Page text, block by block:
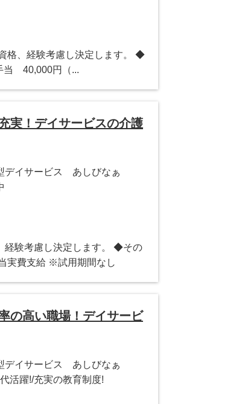
、経験考慮し決定します。 ◆
当 40,000円（...
実！デイサービスの介護
デイサービス あしびなぁ
験考慮し決定します。 ◆その
実費支給 ※試用期間なし
の高い職場！デイサービ
デイサービス あしびなぁ
活躍!/充実の教育制度!